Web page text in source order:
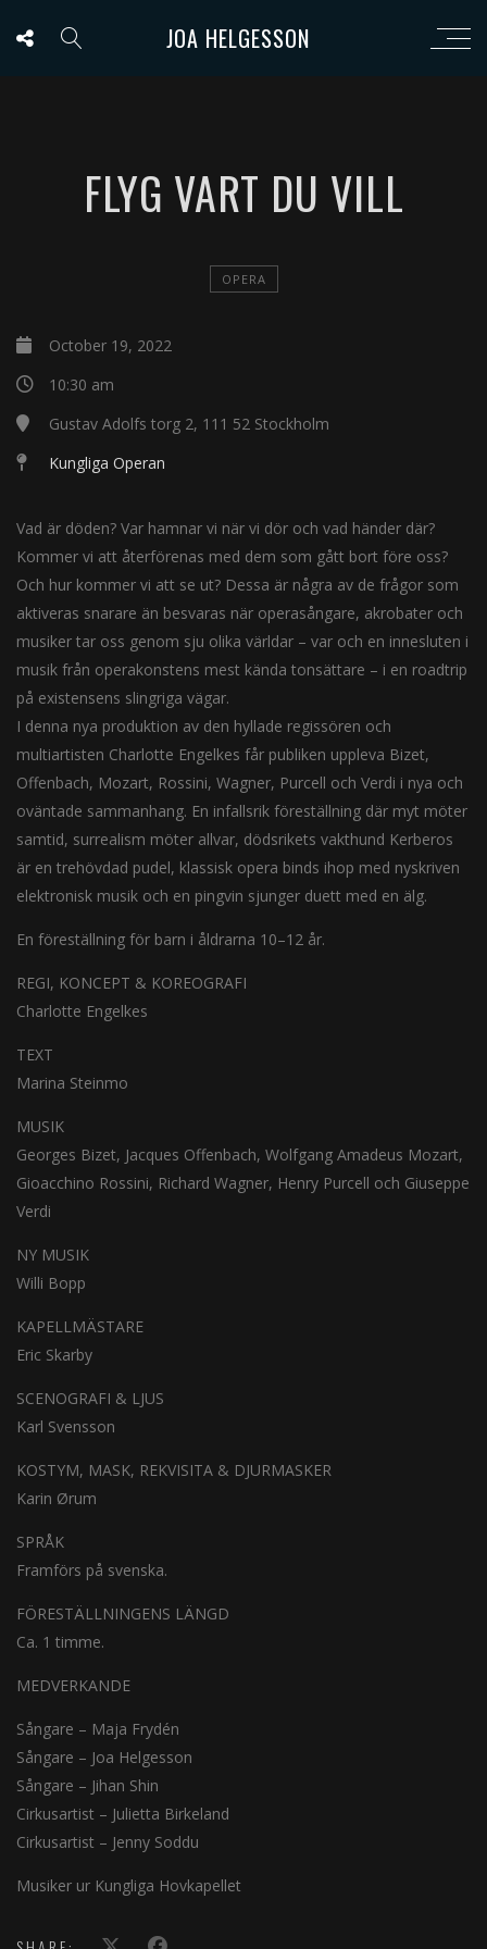
JOA HELGESSON
FLYG VART DU VILL
OPERA
October 19, 2022
10:30 am
Gustav Adolfs torg 2, 111 52 Stockholm
Kungliga Operan
Vad är döden? Var hamnar vi när vi dör och vad händer där?
Kommer vi att återförenas med dem som gått bort före oss?
Och hur kommer vi att se ut? Dessa är några av de frågor som
aktiveras snarare än besvaras när operasångare, akrobater och
musiker tar oss genom sju olika världar – var och en innesluten i
musik från operakonstens mest kända tonsättare – i en roadtrip
på existensens slingriga vägar.
I denna nya produktion av den hyllade regissören och
multiartisten Charlotte Engelkes får publiken uppleva Bizet,
Offenbach, Mozart, Rossini, Wagner, Purcell och Verdi i nya och
oväntade sammanhang. En infallsrik föreställning där myt möter
samtid, surrealism möter allvar, dödsrikets vakthund Kerberos
är en trehövdad pudel, klassisk opera binds ihop med nyskriven
elektronisk musik och en pingvin sjunger duett med en älg.
En föreställning för barn i åldrarna 10–12 år.
REGI, KONCEPT & KOREOGRAFI
Charlotte Engelkes
TEXT
Marina Steinmo
MUSIK
Georges Bizet, Jacques Offenbach, Wolfgang Amadeus Mozart,
Gioacchino Rossini, Richard Wagner, Henry Purcell och Giuseppe
Verdi
NY MUSIK
Willi Bopp
KAPELLMÄSTARE
Eric Skarby
SCENOGRAFI & LJUS
Karl Svensson
KOSTYM, MASK, REKVISITA & DJURMASKER
Karin Ørum
SPRÅK
Framförs på svenska.
FÖRESTÄLLNINGENS LÄNGD
Ca. 1 timme.
MEDVERKANDE
Sångare – Maja Frydén
Sångare – Joa Helgesson
Sångare – Jihan Shin
Cirkusartist – Julietta Birkeland
Cirkusartist – Jenny Soddu
Musiker ur Kungliga Hovkapellet